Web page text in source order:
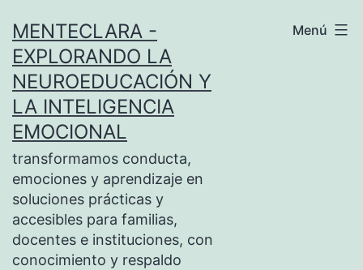
contenido
MENTECLARA -
EXPLORANDO LA
NEUROEDUCACIÓN Y
LA INTELIGENCIA
EMOCIONAL
transformamos conducta,
emociones y aprendizaje en
soluciones prácticas y
accesibles para familias,
docentes e instituciones, con
conocimiento y respaldo
Menú